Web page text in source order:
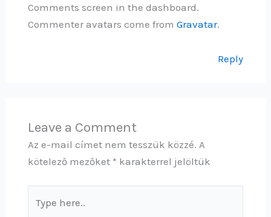
Comments screen in the dashboard.
Commenter avatars come from Gravatar.
Reply
Leave a Comment
Az e-mail címet nem tesszük közzé. A
kötelező mezőket * karakterrel jelöltük
here..